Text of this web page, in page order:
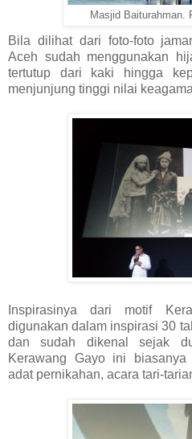
Masjid Baiturahman.
Bila dilihat dari foto-foto
Aceh sudah menggunakan
tertutup dari kaki hingga
menjunjung tinggi nilai
Inspirasinya dari motif
digunakan dalam inspirasi 30
dan sudah dikenal sejak
Kerawang Gayo ini
adat pernikahan, acara tari-